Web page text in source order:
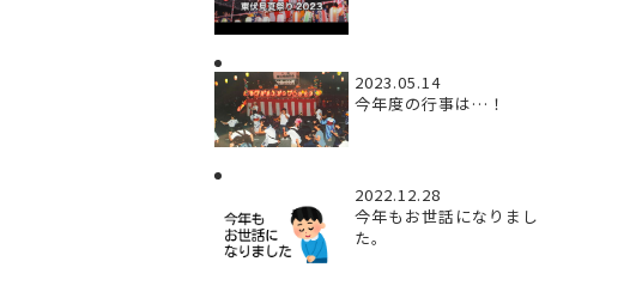
2023.05.14
今年度の行事は…！
2022.12.28
今年もお世話になりまし
た。